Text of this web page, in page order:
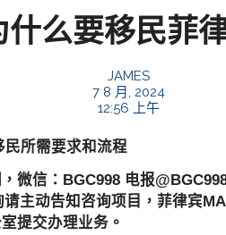
什么要移民菲
JAMES
7 8 月, 2024
12:56 上午
所需要求和流程
微信：BGC998 电报
主动告知咨询项目，菲律宾
提交办理业务。